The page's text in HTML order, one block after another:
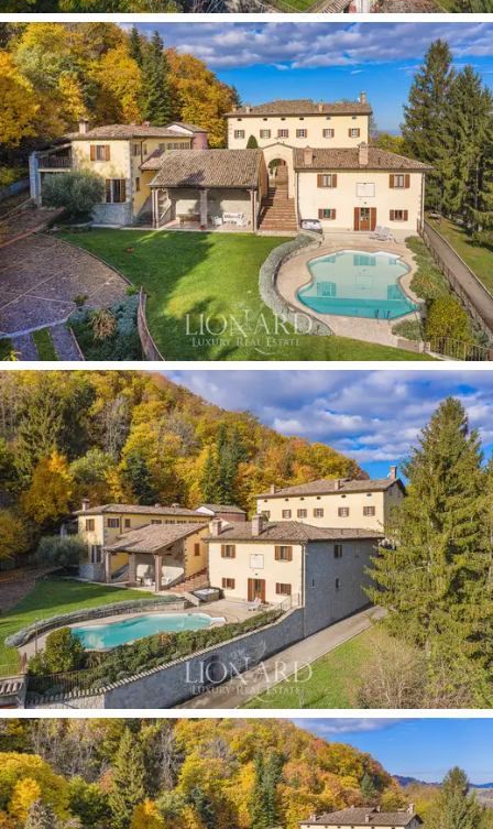
식수가 흐르는 넓은 야외 공간에는 총 4대의 차량
을 수용할 수 있는 2개의 차고와 2개의 추가 주차
공간이 있습니다.